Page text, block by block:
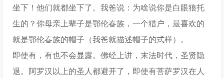
坐下！他们就都坐下了。我爸说：为啥说你是白眼狼托
生的？你母亲上辈子是鄂伦春族，一个猎户，最喜欢的
就是鄂伦春族的帽子（我爸就描述帽子的式样）。
即使有，有也不会显露。佛经上讲，末法时代，圣贤隐
退。阿罗汉以上的圣人都避开了，即使有菩萨罗汉在人